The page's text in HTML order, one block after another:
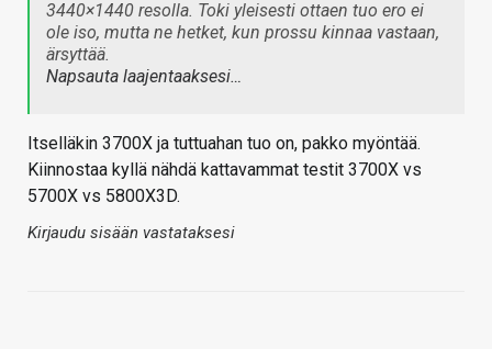
3440×1440 resolla. Toki yleisesti ottaen tuo ero ei
ole iso, mutta ne hetket, kun prossu kinnaa vastaan,
ärsyttää.
Napsauta laajentaaksesi…
Itselläkin 3700X ja tuttuahan tuo on, pakko myöntää.
Kiinnostaa kyllä nähdä kattavammat testit 3700X vs
5700X vs 5800X3D.
Kirjaudu sisään vastataksesi